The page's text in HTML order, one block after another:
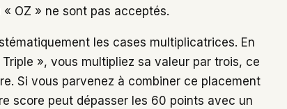
OZ » ne sont pas acceptés.
les cases multiplicatrices. En
», vous multipliez sa valeur par trois, ce
Si vous parvenez à combiner ce placement
score peut dépasser les 60 points avec un